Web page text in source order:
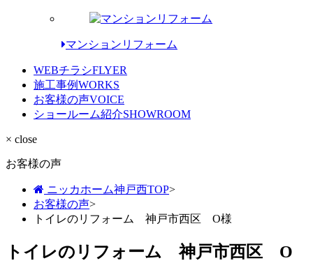
マンションリフォーム
WEBチラシFLYER
施工事例WORKS
お客様の声VOICE
ショールーム紹介SHOWROOM
× close
お客様の声
ニッカホーム神戸西TOP>
お客様の声>
トイレのリフォーム 神戸市西区 O様
トイレのリフォーム 神戸市西区 O